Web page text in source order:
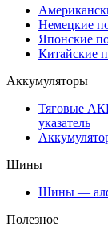
Немецкие
Японские
Китайские
Аккумуляторы
Тяговые
указатель
Шины
Шины —
Полезное